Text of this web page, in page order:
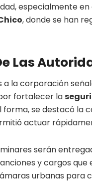
especialmente
, donde se han
Las
a la corporación
fortalecer la
forma, se destacó la
actuar
serán
y cargos que
urbanas para